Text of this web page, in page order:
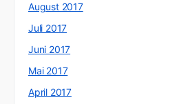
August 2017
Juli 2017
Juni 2017
Mai 2017
April 2017